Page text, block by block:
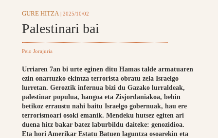
GURE HITZA | 2025/10/02
Palestinari bai
Peio Jorajuria
Urriaren 7an bi urte eginen ditu Hamas talde armatuaren
ezin onartuzko ekintza terrorista obratu zela Israelgo
lurretan. Geroztik infernua bizi du Gazako lurraldeak,
palestinar populua, hangoa eta Zisjordaniakoa, behin
betikoz erraustu nahi baitu Israelgo gobernuak, hau ere
terrorismoari osoki emanik. Mendeku hutsez egiten ari
duena hitz bakar batez laburbildu daiteke: genozidioa.
Eta hori Amerikar Estatu Batuen laguntza osoarekin eta